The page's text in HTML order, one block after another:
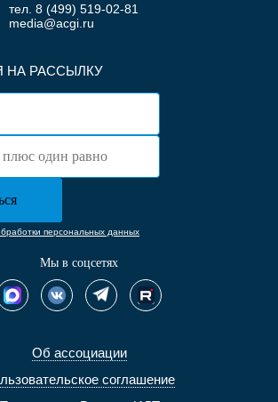
Об ассоциации
соглашение
НА РАССЫЛКУ
персональных данных
Мы в соцсетях
тел. 8 (499) 519-02-81
media@acgi.ru